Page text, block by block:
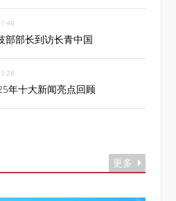
部部长到访长青中国
年十大新闻亮点回顾
更多